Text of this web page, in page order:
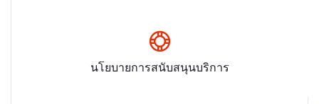
นโยบายการสนับสนุนบริการ